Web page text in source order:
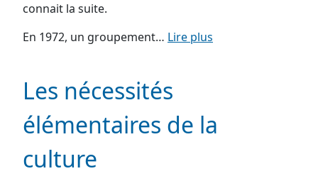
connait la suite.
En 1972, un groupement… Lire plus
Les nécessités
élémentaires de la
culture